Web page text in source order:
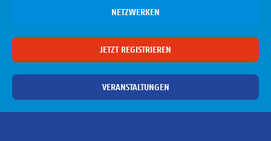
NETZWERKEN
JETZT REGISTRIEREN
VERANSTALTUNGEN